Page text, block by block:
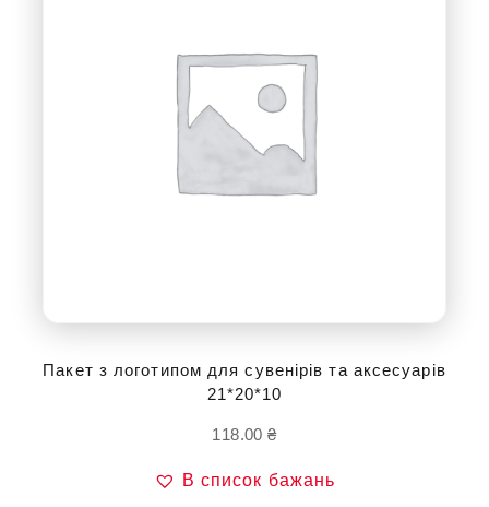
Пакет з логотипом для сувенірів та аксесуарів
21*20*10
118.00₴
В список бажань